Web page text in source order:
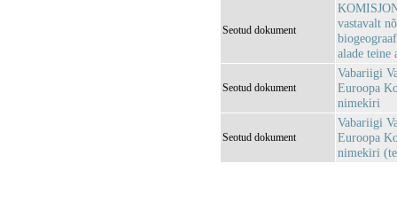
Seotud dokument
vastavalt
alade teine
Seotud dokument
Vabariigi
Euroopa
nimekiri
Seotud dokument
Vabariigi
Euroopa
nimekiri